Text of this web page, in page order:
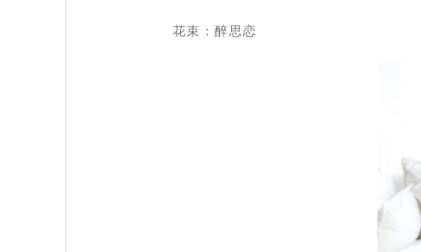
花束：醉思恋